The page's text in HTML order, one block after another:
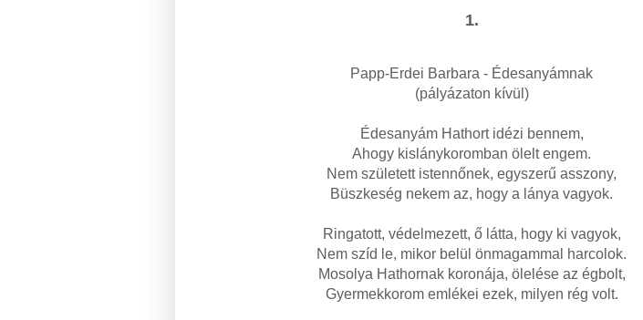
1.
Papp-Erdei Barbara - Édesanyámnak
(pályázaton kívül)
Édesanyám Hathort idézi bennem,
Ahogy kislánykoromban ölelt engem.
Nem született istennőnek, egyszerű asszony,
Büszkeség nekem az, hogy a lánya vagyok.
Ringatott, védelmezett, ő látta, hogy ki vagyok,
Nem szíd le, mikor belül önmagammal harcolok.
Mosolya Hathornak koronája, ölelése az égbolt,
Gyermekkorom emlékei ezek, milyen rég volt.